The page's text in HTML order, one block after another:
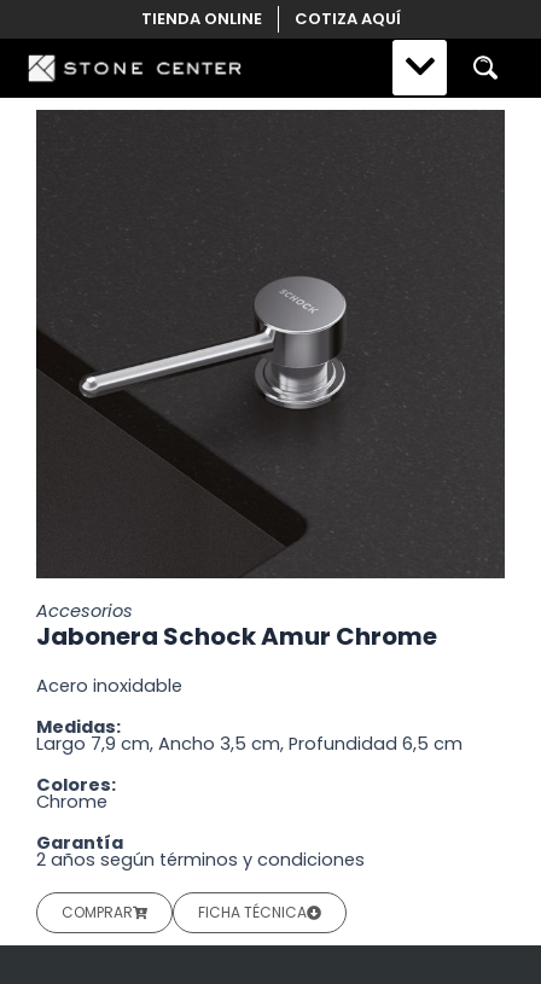
to
content
TIENDA ONLINE COTIZA AQUÍ
Accesorios
Jabonera Schock Amur Chrome
Acero inoxidable
Medidas:
Largo 7,9 cm, Ancho 3,5 cm, Profundidad 6,5 cm
Colores:
Chrome
Garantía
2 años según términos y condiciones
COMPRAR FICHA TÉCNICA